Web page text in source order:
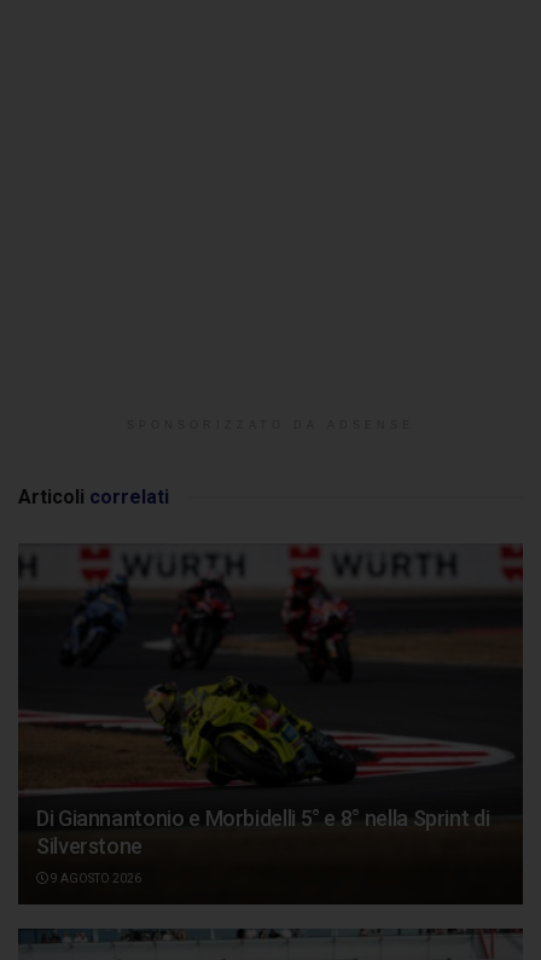
Articoli correlati
Di Giannantonio e Morbidelli 5° e 8° nella Sprint di
Silverstone
9 AGOSTO 2026